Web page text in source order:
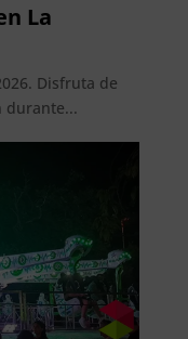
La
Disfruta de
durante...